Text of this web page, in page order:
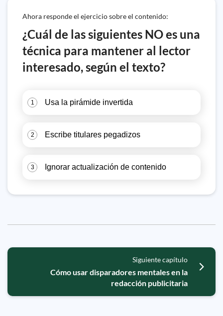
Ahora responde el ejercicio sobre el contenido:
¿Cuál de las siguientes NO es una
técnica para mantener al lector
interesado, según el texto?
1 Usa la pirámide invertida
2 Escribe titulares pegadizos
3 Ignorar actualización de contenido
Siguiente capítulo
Cómo usar disparadores mentales en la
redacción publicitaria